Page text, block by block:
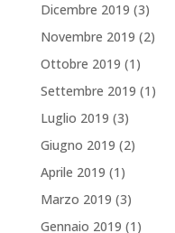
Dicembre 2019 (3)
Novembre 2019 (2)
Ottobre 2019 (1)
Settembre 2019 (1)
Luglio 2019 (3)
Giugno 2019 (2)
Aprile 2019 (1)
Marzo 2019 (3)
Gennaio 2019 (1)